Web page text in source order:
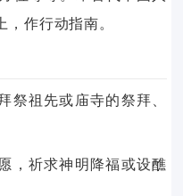
作行动指南。
祭祖先或庙寺的祭拜、
，祈求神明降福或设醮